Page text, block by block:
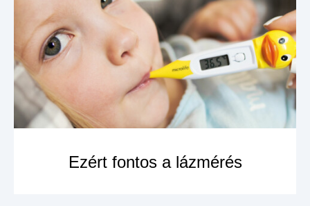
Ezért fontos a lázmérés
MEGNÉZEM A